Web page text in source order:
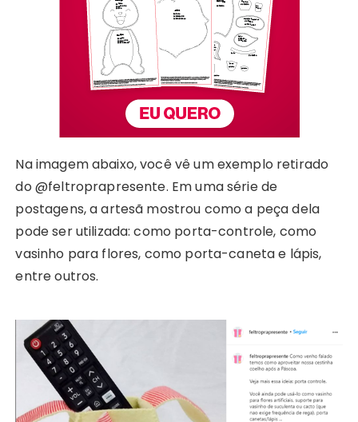
Na imagem abaixo, você vê um exemplo retirado
do @feltroprapresente. Em uma série de
postagens, a artesã mostrou como a peça dela
pode ser utilizada: como porta-controle, como
vasinho para flores, como porta-caneta e lápis,
entre outros.